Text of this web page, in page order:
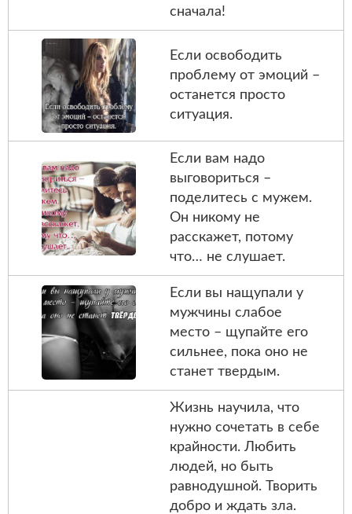
сначала!
Если освободить
проблему от эмоций –
останется просто
ситуация.
Если вам надо
выговориться –
поделитесь с мужем.
Он никому не
расскажет, потому
что… не слушает.
Если вы нащупали у
мужчины слабое
место – щупайте его
сильнее, пока оно не
станет твердым.
Жизнь научила, что
нужно сочетать в себе
крайности. Любить
людей, но быть
равнодушной. Творить
добро и ждать зла.